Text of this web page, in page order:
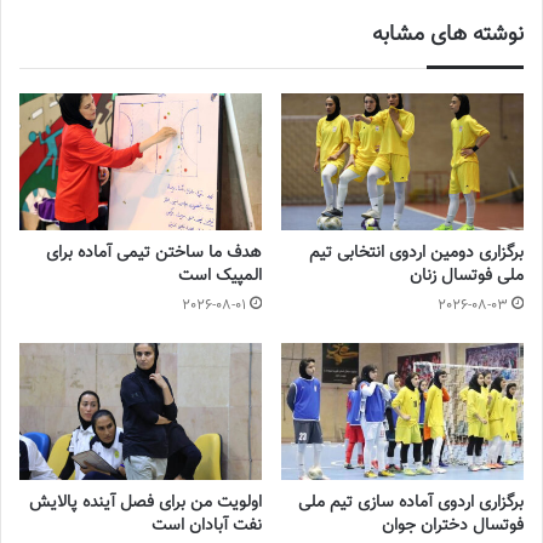
هیئت فوتبال مشهد – استقلال تهران
صدرنشین مقتدر لیگ، استقلال تهران با ۴۹ امتیاز و تفاضل گل
خیره‌کننده +۶۰ میهمان هیئت فوتبال مشهد است. استقلال با تنها ۸ گل
خورده بهترین خط دفاع لیگ را دارد و شانس اصلی قهرمانی محسوب
می‌شود. هیئت فوتبال مشهد در میانه جدول قرار دارد و برای ارتقای
جایگاه خود نیاز به خلق شگفتی برابر صدرنشین دارد. استقلال امیدوار
است این هفته قهرمانی اش را قطعی کند.
گلبرگ تاکستان با ۳۲ امتیاز در جمع مدعیان نیمه بالایی جدول است و
به دنبال تثبیت جایگاه خود مقابل پالایش نفت اصفهان رده هشتمی
خواهد بود. گلبرگ با ۴۶ گل زده تیمی هجومی نشان داده، در حالی که
نفت اصفهان با ۶۱ گل خورده یکی از متزلزل‌ترین خطوط دفاعی لیگ را
دارد. روی کاغذ کفه ترازو به سود میزبان سنگینی می‌کند.
نوشته های مشابه
برگزاری دومین اردوی انتخابی تیم
ملی فوتسال زنان
2026-08-03
هدف ما ساختن تیمی آماده برای
المپیک است
2026-08-01
برگزاری اردوی آماده سازی تیم ملی
فوتسال دختران جوان
اولویت من برای فصل آینده پالایش
نفت آبادان است